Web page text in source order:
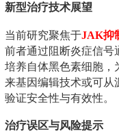
新型治疗技术展望
当前研究聚焦于JAK抑
前者通过阻断炎症信号
培养自体黑色素细胞，
来基因编辑技术或可从
验证安全性与有效性。
治疗误区与风险提示